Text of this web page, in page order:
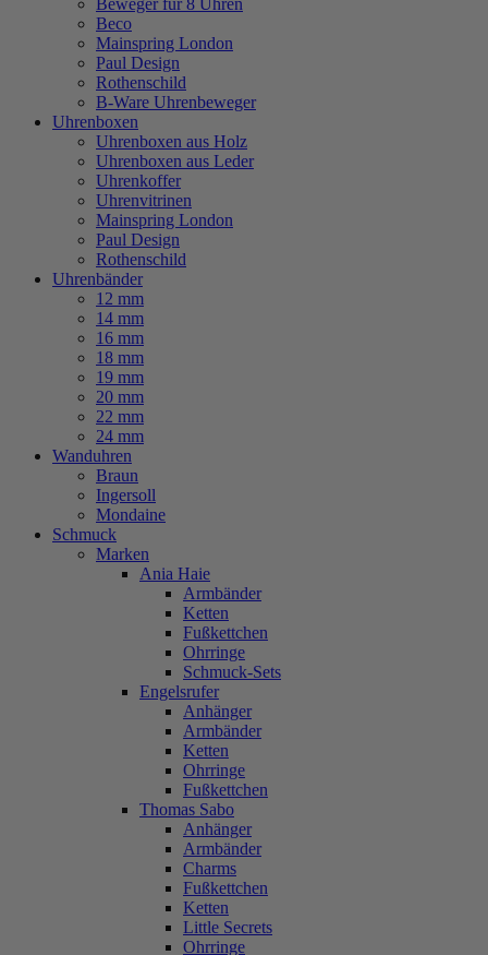
Beweger für 8 Uhren
Beco
Mainspring London
Paul Design
Rothenschild
B-Ware Uhrenbeweger
Uhrenboxen
Uhrenboxen aus Holz
Uhrenboxen aus Leder
Uhrenkoffer
Uhrenvitrinen
Mainspring London
Paul Design
Rothenschild
Uhrenbänder
12 mm
14 mm
16 mm
18 mm
19 mm
20 mm
22 mm
24 mm
Wanduhren
Braun
Ingersoll
Mondaine
Schmuck
Marken
Ania Haie
Armbänder
Ketten
Fußkettchen
Ohrringe
Schmuck-Sets
Engelsrufer
Anhänger
Armbänder
Ketten
Ohrringe
Fußkettchen
Thomas Sabo
Anhänger
Armbänder
Charms
Fußkettchen
Ketten
Little Secrets
Ohrringe